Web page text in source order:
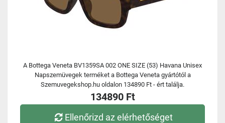
A Bottega Veneta BV1359SA 002 ONE SIZE (53) Havana Unisex
Napszemüvegek terméket a Bottega Veneta gyártótól a
Szemuvegekshop.hu oldalon 134890 Ft - ért találja.
134890 Ft
Ellenőrizd az elérhetőséget